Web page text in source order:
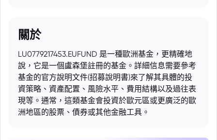
關於
LU0779217453.EUFUND 是一種歐洲基金，更精確地
說，它是一個盧森堡註冊的基金。詳細信息需要參考
基金的官方說明文件(招募說明書)來了解其具體的投
資策略、資產配置、風險水平、費用結構以及過往表
現等。通常，這類基金會投資於歐元區或更廣泛的歐
洲地區的股票、債券或其他金融工具。